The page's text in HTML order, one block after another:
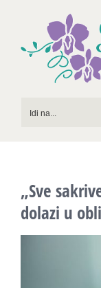
content
Idi na...
„Sve
dolazi u